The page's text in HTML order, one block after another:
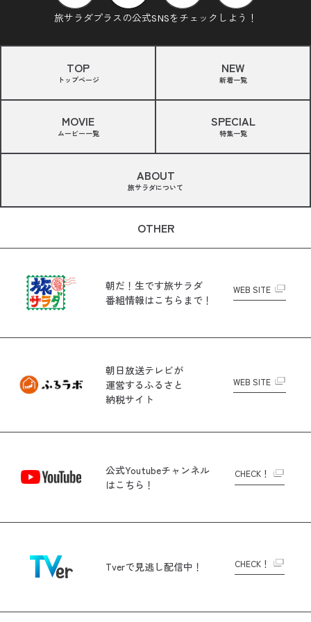
旅サラダプラスの公式SNSをチェックしよう！
TOP
トップページ
NEW
新着一覧
MOVIE
ムービー一覧
SPECIAL
特集一覧
ABOUT
旅サラダについて
OTHER
朝だ！生です旅サラダ
番組情報はこちらまで！
WEB SITE
朝日放送テレビが
運営するふるさと
納税サイト
WEB SITE
公式Youtubeチャンネル
はこちら！
CHECK！
Tverで見逃し配信中！ CHECK！